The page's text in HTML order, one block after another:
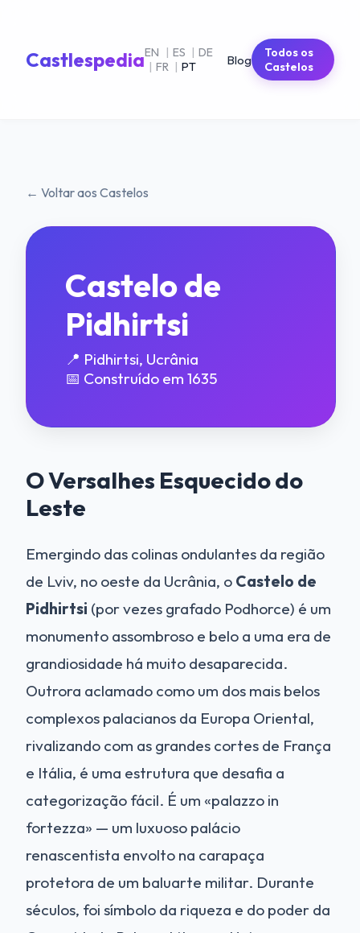
CastlespediaEN | ES | DE
| FR | PT Blog
Todos os
Castelos
← Voltar aos Castelos
Castelo de
Pidhirtsi
📍 Pidhirtsi, Ucrânia
📅 Construído em 1635
O Versalhes Esquecido do
Leste
Emergindo das colinas ondulantes da região
de Lviv, no oeste da Ucrânia, o Castelo de
Pidhirtsi (por vezes grafado Podhorce) é um
monumento assombroso e belo a uma era de
grandiosidade há muito desaparecida.
Outrora aclamado como um dos mais belos
complexos palacianos da Europa Oriental,
rivalizando com as grandes cortes de França
e Itália, é uma estrutura que desafia a
categorização fácil. É um «palazzo in
fortezza» — um luxuoso palácio
renascentista envolto na carapaça
protetora de um baluarte militar. Durante
séculos, foi símbolo da riqueza e do poder da